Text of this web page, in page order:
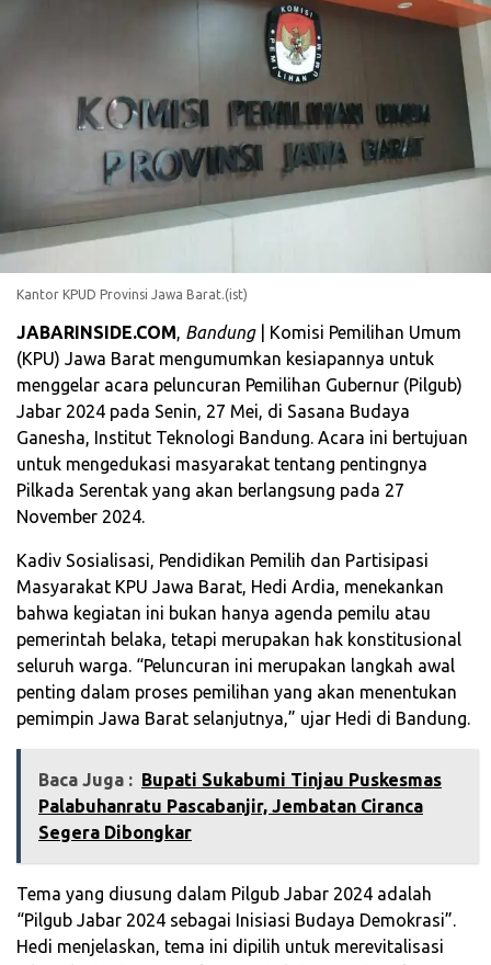
Kantor KPUD Provinsi Jawa Barat.(ist)
JABARINSIDE.COM, Bandung| Komisi Pemilihan Umum
(KPU) Jawa Barat mengumumkan kesiapannya untuk
menggelar acara peluncuran Pemilihan Gubernur (Pilgub)
Jabar 2024 pada Senin, 27 Mei, di Sasana Budaya
Ganesha, Institut Teknologi Bandung. Acara ini bertujuan
untuk mengedukasi masyarakat tentang pentingnya
Pilkada Serentak yang akan berlangsung pada 27
November 2024.
Kadiv Sosialisasi, Pendidikan Pemilih dan Partisipasi
Masyarakat KPU Jawa Barat, Hedi Ardia, menekankan
bahwa kegiatan ini bukan hanya agenda pemilu atau
pemerintah belaka, tetapi merupakan hak konstitusional
seluruh warga. “Peluncuran ini merupakan langkah awal
penting dalam proses pemilihan yang akan menentukan
pemimpin Jawa Barat selanjutnya,” ujar Hedi di Bandung.
Baca Juga : Bupati Sukabumi Tinjau Puskesmas
Palabuhanratu Pascabanjir, Jembatan Ciranca
Segera Dibongkar
Tema yang diusung dalam Pilgub Jabar 2024 adalah
“Pilgub Jabar 2024 sebagai Inisiasi Budaya Demokrasi”.
Hedi menjelaskan, tema ini dipilih untuk merevitalisasi